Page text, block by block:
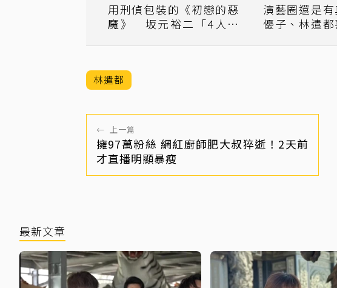
用刑偵包裝的《初戀的惡
魔》 坂元裕二「4人互
演藝圈還是
優子、林遣
林遣都
← 上一篇
擁97萬粉絲 網紅廚師肥大叔猝逝！2天前
才直播明顯暴瘦
最新文章